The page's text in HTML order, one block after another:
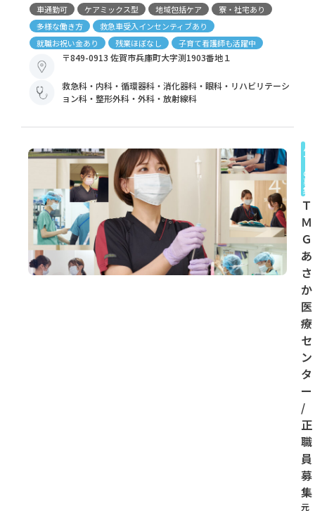
車通勤可 ケアミックス型 地域包括ケア
寮・社宅あり
多様な働き方
救急車受入インセンティブあり
就職お祝い金あり
残業ほぼなし 子育て看護師も活躍中
〒849-0913 佐賀市兵庫町大字渕1903番地１
救急科・内科・循環器科・消化器科・眼科・リハビリテーシ
ョン科・整形外科・外科・放射線科
パ
ー
の
募
集
Ｔ
Ｍ
Ｇ
あ
さ
か
医
療
セ
ン
タ
ー
/
正
職
員
募
集
元